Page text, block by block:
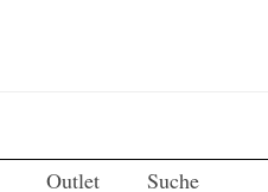
Outlet Suche